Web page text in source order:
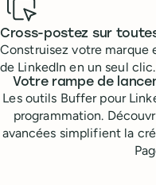
Cross-postez sur
Construisez votre marque
de LinkedIn en un seul clic.
Votre rampe de
Les outils Buffer pour
programmation.
avancées simplifient la